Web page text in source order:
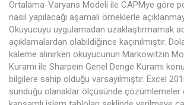
Ortalama-Varyans Modeli ile CAPMye göre
nasıl yapılacağı aşamalı örneklerle
Okuyucuyu uygulamadan uzaklaştırmamak
açıklamalardan olabildiğince kaçınılmıştır.
kaleme alınırken okuyucunun Markowitzin
Kuramı ile Sharpeın Genel Denge Kuramı
bilgilere sahip olduğu varsayılmıştır. Excel 2010
sunduğu olanaklar ölçüsünde çözümlemeler